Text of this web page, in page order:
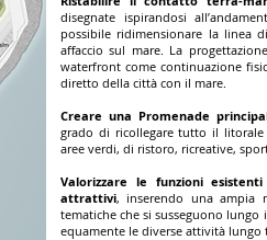
disegnate ispirandosi
possibile ridimensionare la linea
affaccio sul mare. La
waterfront come continuazione
diretto della città con il mare.
Creare una Promenade
grado di ricollegare tutto il litorale
aree verdi, di ristoro, ricreative,
Valorizzare le funzioni
attrattivi, inserendo una ampia
tematiche che si susseguono
equamente le diverse attività